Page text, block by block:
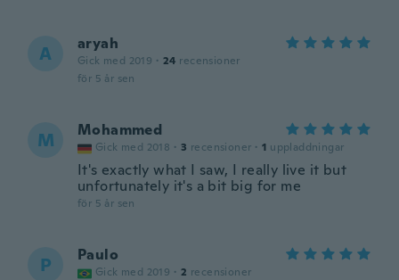
A aryah
Gick med 2019 · 24 recensioner
för 5 år sen
M Mohammed
Gick med 2018 · 3 recensioner · 1 uppladdningar
It's exactly what I saw, I really live it but
unfortunately it's a bit big for me
för 5 år sen
P Paulo
Gick med 2019 · 2 recensioner